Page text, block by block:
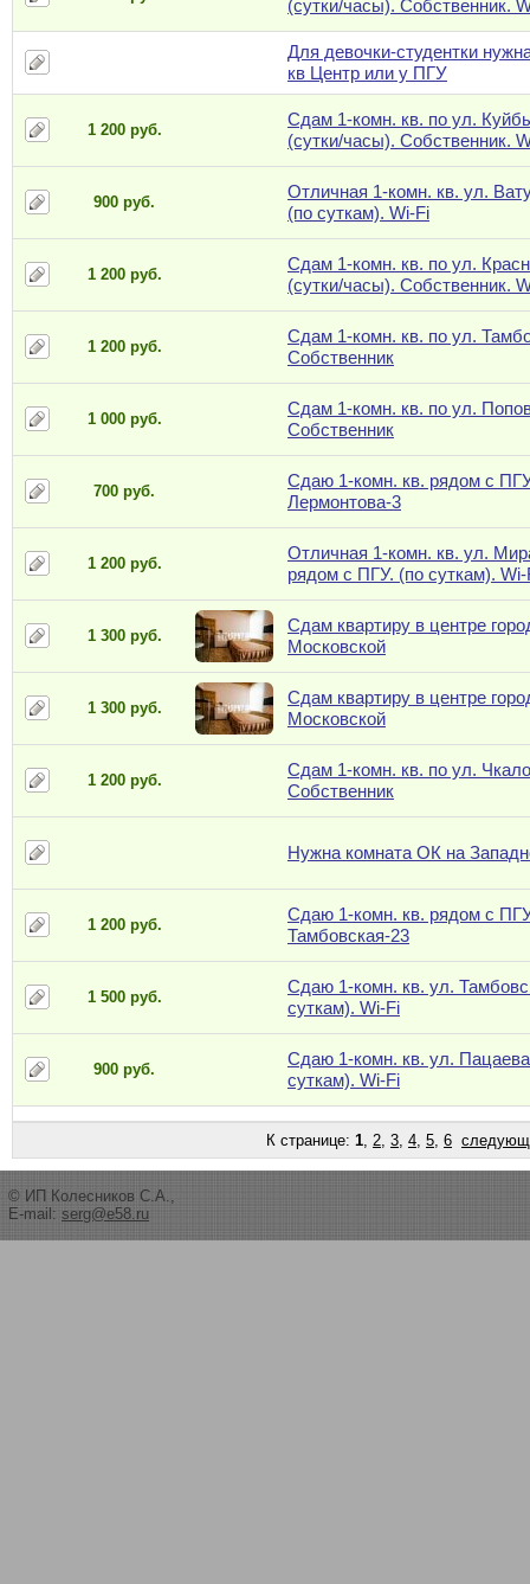
(сутки/часы). Собственник.
Для девочки-студентки
кв Центр или у ПГУ
1 200 руб.
Сдам 1-комн. кв. по ул.
(сутки/часы). Собственник.
900 руб.
Отличная 1-комн. кв. ул.
(по суткам). Wi-Fi
1 200 руб.
Сдам 1-комн. кв. по ул.
(сутки/часы). Собственник.
1 200 руб.
Сдам 1-комн. кв. по ул.
Собственник
1 000 руб.
Сдам 1-комн. кв. по ул.
Собственник
700 руб.
Сдаю 1-комн. кв. рядом с
Лермонтова-3
1 200 руб.
Отличная 1-комн. кв. ул.
рядом с ПГУ. (по суткам). Wi-
1 300 руб.
Сдам квартиру в центре
Московской
1 300 руб.
Сдам квартиру в центре
Московской
1 200 руб.
Сдам 1-комн. кв. по ул.
Собственник
Нужна комната ОК на
1 200 руб.
Сдаю 1-комн. кв. рядом с
Тамбовская-23
1 500 руб.
Сдаю 1-комн. кв. ул.
суткам). Wi-Fi
900 руб.
Сдаю 1-комн. кв. ул.
суткам). Wi-Fi
К странице: 1, 2, 3, 4, 5, 6
© ИП Колесников С.А.,
E-mail: serg@e58.ru